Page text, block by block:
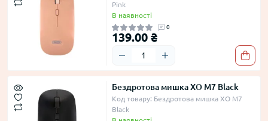
Pink
В наявності
0
139.00 ₴
Бездротова мишка XO M7 Black
Код товару: Бездротова мишка XO M7
Black